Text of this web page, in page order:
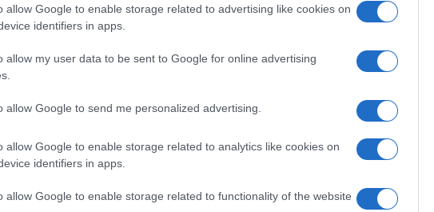
allow Google to enable storage related to advertising like cookies on
identifiers in apps.
allow my user data to be sent to Google for online advertising
allow Google to send me personalized advertising.
allow Google to enable storage related to analytics like cookies on
identifiers in apps.
allow Google to enable storage related to functionality of the website
Dolori alla spalla e rimedi, le
diPenisola Verde Agriturismi AIC:
positivo che conferma la centralità del nostro
questi numeri raccontano anche una fragilità
trovare personale qualificato sta diventando una